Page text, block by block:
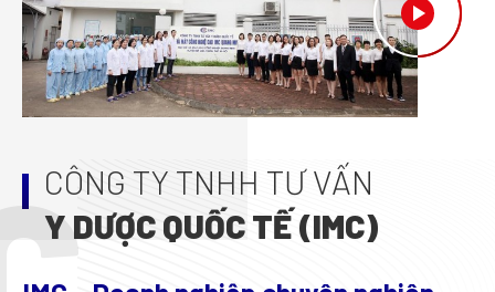
CÔNG TY TNHH TƯ VẤN
Y DƯỢC QUỐC TẾ (IMC)